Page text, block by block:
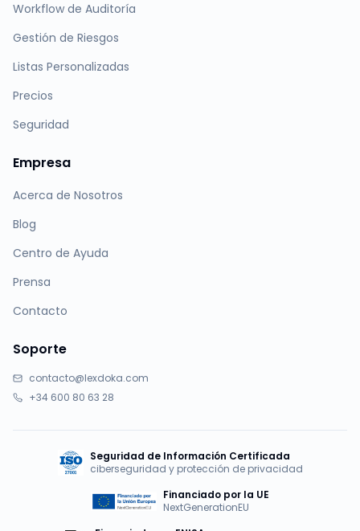
Workflow de Auditoría
Gestión de Riesgos
Listas Personalizadas
Precios
Seguridad
Empresa
Acerca de Nosotros
Blog
Centro de Ayuda
Prensa
Contacto
Soporte
contacto@lexdoka.com
+34 600 80 63 28
Seguridad de Información Certificada
ciberseguridad y protección de privacidad
Financiado por la UE
NextGenerationEU